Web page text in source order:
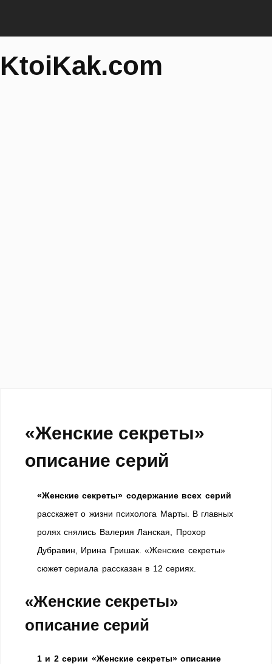
KtoiKak.com
«Женские секреты»
описание серий
«Женские секреты» содержание всех серий
расскажет о жизни психолога Марты. В главных
ролях снялись Валерия Ланская, Прохор
Дубравин, Ирина Гришак. «Женские секреты»
сюжет сериала рассказан в 12 сериях.
«Женские секреты»
описание серий
1 и 2 серии «Женские секреты» описание